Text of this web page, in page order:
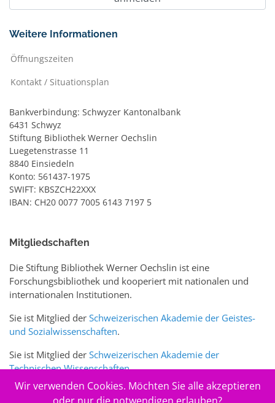
Weitere Informationen
Öffnungszeiten
Kontakt / Situationsplan
Bankverbindung: Schwyzer Kantonalbank
6431 Schwyz
Stiftung Bibliothek Werner Oechslin
Luegetenstrasse 11
8840 Einsiedeln
Konto: 561437-1975
SWIFT: KBSZCH22XXX
IBAN: CH20 0077 7005 6143 7197 5
Mitgliedschaften
Die Stiftung Bibliothek Werner Oechslin ist eine
Forschungsbibliothek und kooperiert mit nationalen und
internationalen Institutionen.
Sie ist Mitglied der Schweizerischen Akademie der Geistes-
und Sozialwissenschaften.
Sie ist Mitglied der Schweizerischen Akademie der
Technischen Wissenschaften.
Sie ist zudem Mitglied des Schweizer Portalswww.sciences-
Wir verwenden Cookies. Möchten Sie alle akzeptieren